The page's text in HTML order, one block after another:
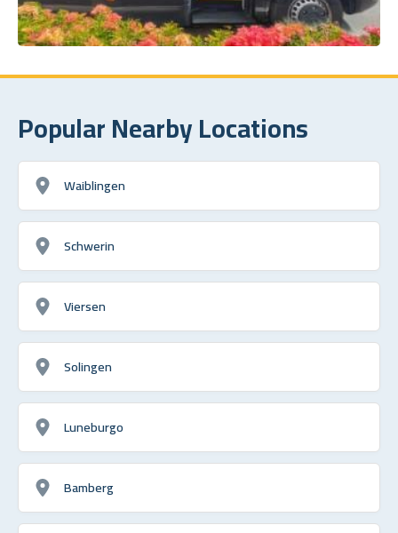
Popular Nearby Locations
Waiblingen
Schwerin
Viersen
Solingen
Luneburgo
Bamberg